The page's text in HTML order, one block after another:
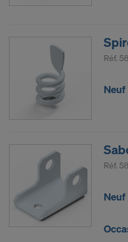
Réf.
Neuf
Réf.
Neuf